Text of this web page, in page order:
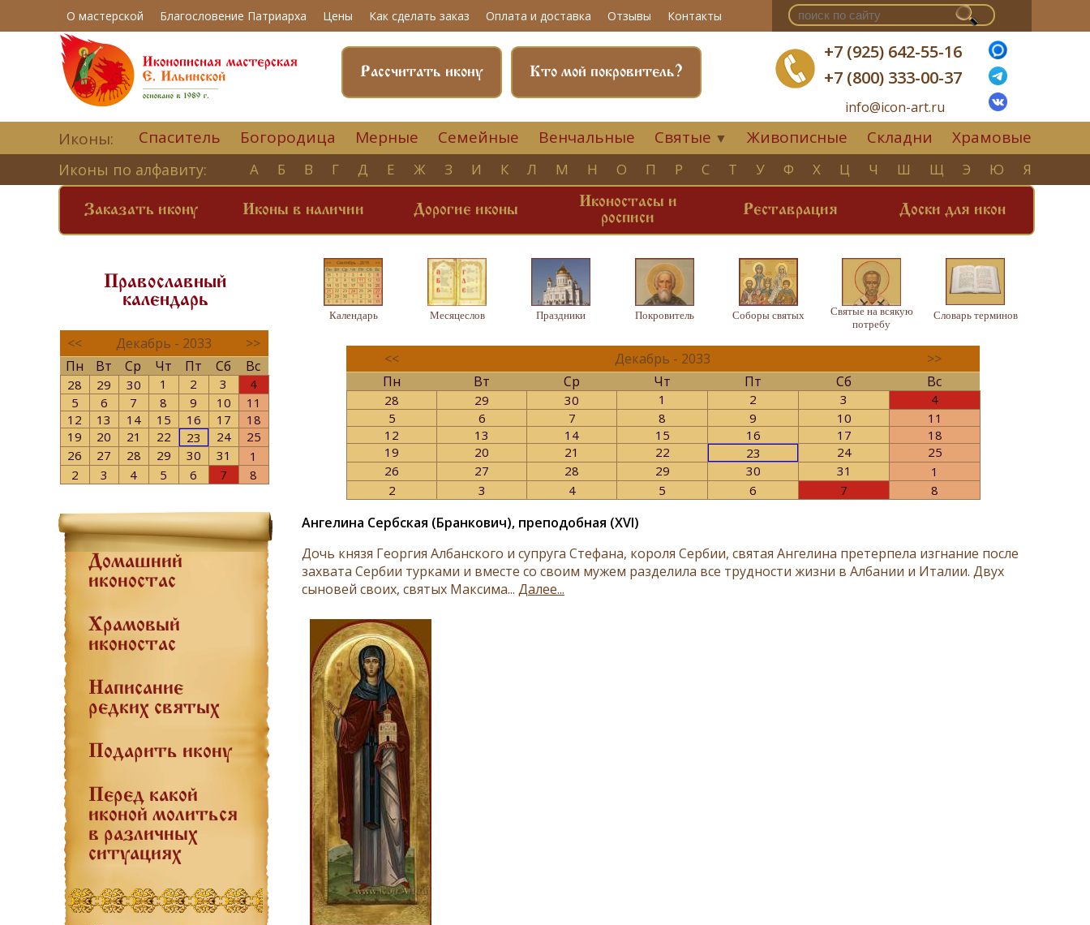
О мастерской Благословение Патриарха Цены Как сделать заказ Оплата и доставка Отзывы Контакты
+7 (925) 642-55-16
+7 (800) 333-00-37
info@icon-art.ru
Кто мой покровитель?
Рассчитать икону
Иконы: Спаситель Богородица Мерные Семейные Венчальные Святые ▼ Живописные Складни Храмовые
Иконы по алфавиту: А Б В Г Д Е Ж З И К Л М Н О П Р С Т У Ф Х Ц Ч Ш Щ Э Ю Я
Заказать икону Иконы в наличии Дорогие иконы
Иконостасы и
росписи
Реставрация Доски для икон
Православный
календарь
<< Декабрь - 2033
>>
Пн
Вт Ср Чт Пт Сб Вс
28 29 30 1 2 3
4
5
6 7 8 9 10
11
12
13 14 15 16 17
18
19
20 21 22 23 24
25
26
27 28 29 30 31
1
2
3 4 5 6 7 8
Домашний
иконостас
Храмовый
иконостас
Написание
редких святых
Подарить икону
Перед какой
иконой молиться
в различных
ситуациях
Календарь Месяцеслов Праздники Покровитель Соборы святых
Святые на всякую
потребу
Словарь терминов
<< Декабрь - 2033
>>
Пн
Вт Ср Чт Пт Сб Вс
28 29 30 1 2 3
4
5
6 7 8 9 10
11
12
13 14 15 16 17
18
19
20 21 22 23 24
25
26
27 28 29 30 31
1
2
3 4 5 6 7 8
Ангелина Сербская (Бранкович), преподобная (XVI)
Дочь князя Георгия Албанского и супруга Стефана, короля Сербии, святая Ангелина претерпела изгнание после
захвата Сербии турками и вместе со своим мужем разделила все трудности жизни в Албании и Италии. Двух
сыновей своих, святых Максима... Далее...